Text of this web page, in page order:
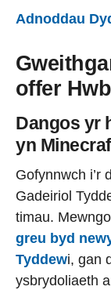
Adnoddau
offer Hwb
Dangos yr
yn
Gofynnwch i’r
Gadeiriol
timau.
greu byd
Tyddewi, gan
ysbrydoliaeth